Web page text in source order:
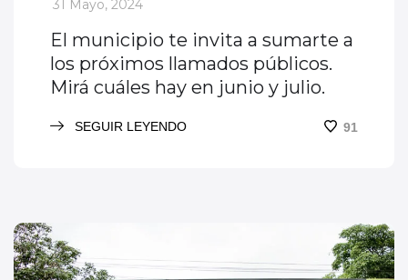
_
31 Mayo, 2024
El municipio te invita a sumarte a
los próximos llamados públicos.
Mirá cuáles hay en junio y julio.
SEGUIR LEYENDO 91